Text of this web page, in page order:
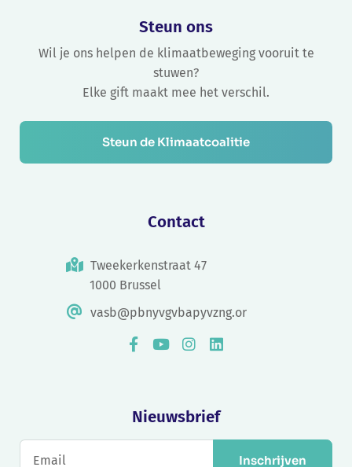
Steun ons
Wil je ons helpen de klimaatbeweging vooruit te
stuwen?
Elke gift maakt mee het verschil.
Steun de Klimaatcoalitie
Contact
Tweekerkenstraat 47
1000 Brussel
vasb@pbnyvgvbapyvzng.or
Nieuwsbrief
Inschrijven